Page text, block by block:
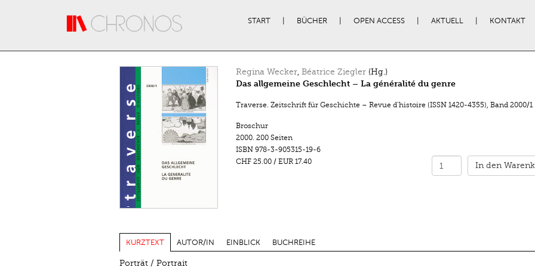
START BÜCHER OPEN ACCESS AKTUELL KONTAKT
Regina Wecker, Béatrice Ziegler(Hg.)
Das allgemeine Geschlecht – La généralité du genre
Traverse. Zeitschrift für Geschichte – Revue d’histoire (ISSN 1420-4355), Band 2000/1
Broschur
2000. 200 Seiten
ISBN 978-3-905315-19-6
CHF 25.00/ EUR 17.40 In den
KURZTEXT AUTOR/IN EINBLICK BUCHREIHE
Porträt / Portrait